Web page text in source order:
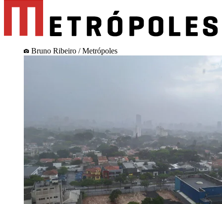
Bruno Ribeiro / Metrópoles